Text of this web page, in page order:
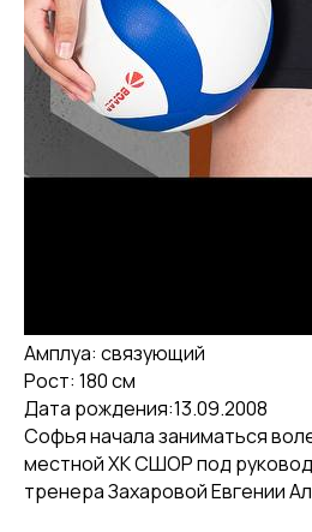
Амплуа: связующий
Рост: 180 см
Дата рождения:13.09.2008
Софья начала заниматься
местной ХК СШОР под
тренера Захаровой Евгении
КЛУБ
О клубе
Команда «Амурские Тигрицы»